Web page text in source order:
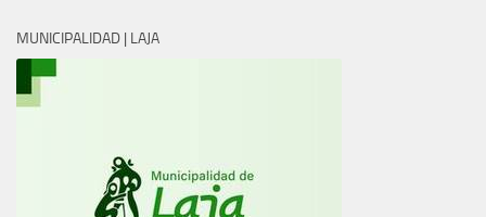
MUNICIPALIDAD | LAJA